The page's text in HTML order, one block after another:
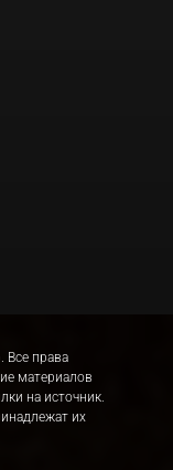
Все права
материалов
на источник.
их